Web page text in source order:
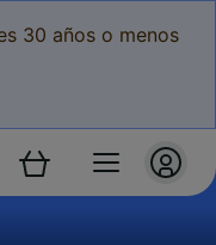
30 años o menos